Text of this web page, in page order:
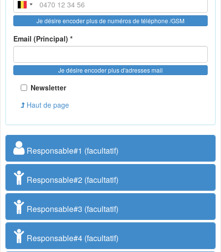
Je désire encoder plus de numéros de téléphone /GSM
Email (Principal) *
Je désire encoder plus d'adresses mail
Newsletter
Haut de page
Responsable#1 (facultatif)
Responsable#2 (facultatif)
Responsable#3 (facultatif)
Responsable#4 (facultatif)